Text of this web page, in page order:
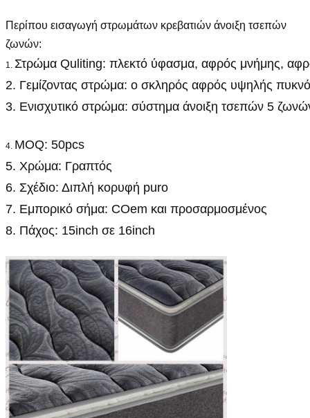
Περίπου εισαγωγή στρωμάτων κρεβατιών άνοιξη τσεπών
ζωνών:
1. Στρώμα Quliting: πλεκτό ύφασμα, αφρός μνήμης,
2. Γεμίζοντας στρώμα: ο σκληρός αφρός υψηλής
3. Ενισχυτικό στρώμα: σύστημα άνοιξη τσεπών 5
4. MOQ: 50pcs
5. Χρώμα: Γραπτός
6. Σχέδιο: Διπλή κορυφή puro
7. Εμπορικό σήμα: COem και προσαρμοσμένος
8. Πάχος: 15inch σε 16inch